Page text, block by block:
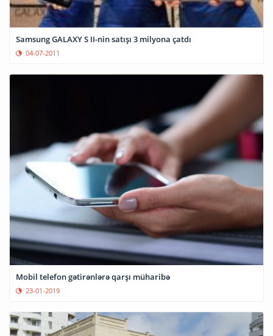
Samsung GALAXY S II-nin satışı 3 milyona çatdı
04-07-2011
Mobil telefon gətirənlərə qarşı müharibə
23-01-2019